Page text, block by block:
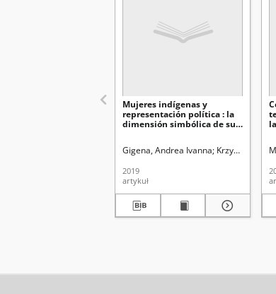
Mujeres indígenas y
representación política : la
dimensión simbólica de su
Gigena, Andrea Ivanna Krzywicka,
2019
artykuł